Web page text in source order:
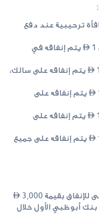
ترحيبية عند دفع
150 نقطة من نقاط مكافآت أدنوك مقابل كل 1  يتم إنفاقه في
30 نقطة من نقاط مكافآت أدنوك مقابل كل 1  يتم إنفاقه على سالك،
10 نقاط من نقاط مكافآت أدنوك مقابل كل 1  يتم إنفاقه على
20 نقطة من نقاط مكافآت أدنوك مقابل كل 1  يتم إنفاقه على
10 نقاط من نقاط مكافآت أدنوك مقابل كل 1  يتم إنفاقه على جميع
*يسري العرض أعلاه عند الوصول إلى الحد الأدنى للإنفاق بقيمة 3,000 
أبوظبي الأول خلال